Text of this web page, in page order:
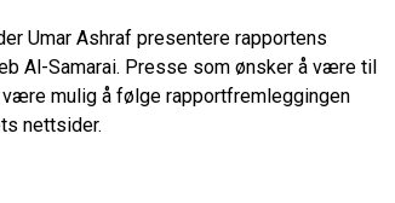
Umar Ashraf presentere rapportens
Al-Samarai. Presse som ønsker å være til
mulig å følge rapportfremleggingen
nettsider.